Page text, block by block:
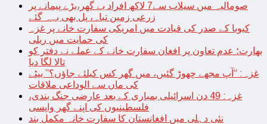
صومالیہ میں سیلاب سے7 لاکھ افراد بے گھر،بڑے پیمانے پر
زرعی زمین تباہ، پل بھی بہہ گئے
کیوبا کے صدر کی قیادت میں امریکی سفارت خانے پر غزہ
کی حمایت میں ریلی
بھارت؛ عدم تعاون پر افغان سفارت خانے کے عملے نے دفتر کو
تالا لگا دیا
غزہ: “آپ مجھے چھوڑ گئیں، میں گھر کس کیلئے جاؤں؟” بیٹے
کی ماں سے الوداعی ملاقات
غزہ: 49 دن اسرائیلی بمباری کے بعد عارضی جنگ بندی،
فلسطینیوں کی اپنے گھر واپسی
نئی دہلی میں افغانستان کا سفارت خانہ مکمل بند